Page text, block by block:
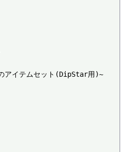
アイテムセット(DipStar用)~